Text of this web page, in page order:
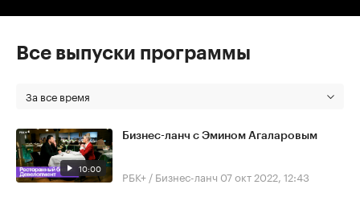
Все выпуски программы
За все время
10:00
Бизнес-ланч с Эмином Агаларовым
РБК+ / Бизнес-ланч 07 окт 2022, 12:43